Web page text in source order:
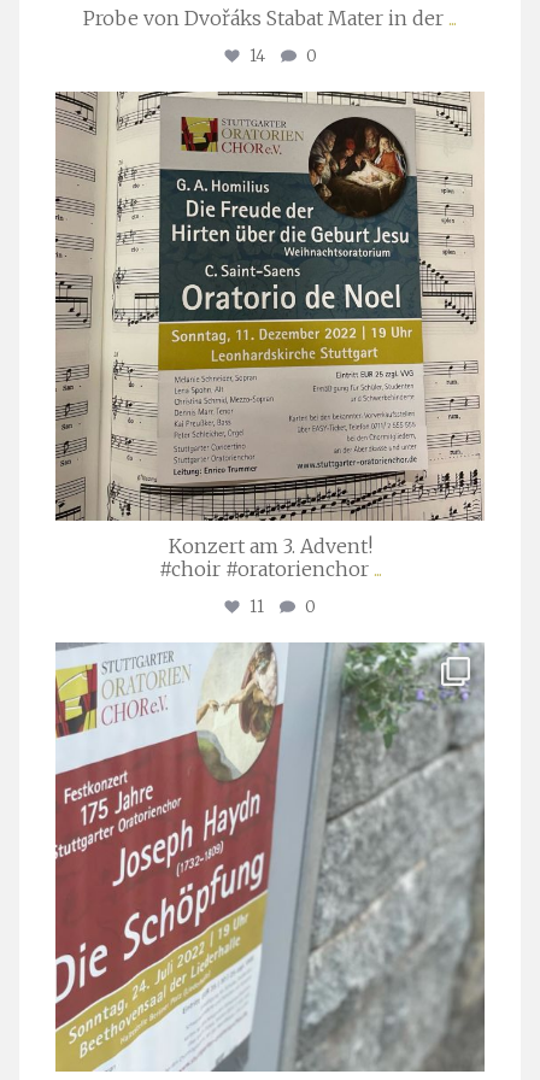
Probe von Dvořáks Stabat Mater in der ...
14 0
stuttgarter_oratorienchor
Nov. 29
Konzert am 3. Advent!
#choir #oratorienchor ...
11 0
stuttgarter_oratorienchor
Juli 23